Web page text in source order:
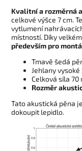
Kvalitní a rozměrná
celkové výšce 7 cm.
vytlumení
místností. Díky
především pro
Tmavě šedá
Jehlany vysoké
Celková síla 70
Rozměr
Tato akustická pěna
dokoupit lepidlo.